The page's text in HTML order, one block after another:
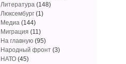
Литература (148)
Люксембург (1)
Медиа (144)
Миграция (11)
На главную (95)
Народный фронт (3)
НАТО (45)